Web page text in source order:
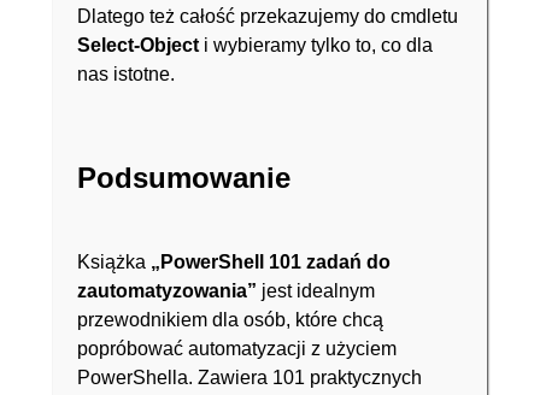
Dlatego też całość przekazujemy do cmdletu
Select-Object i wybieramy tylko to, co dla
nas istotne.
Podsumowanie
Książka „PowerShell 101 zadań do
zautomatyzowania” jest idealnym
przewodnikiem dla osób, które chcą
popróbować automatyzacji z użyciem
PowerShella. Zawiera 101 praktycznych